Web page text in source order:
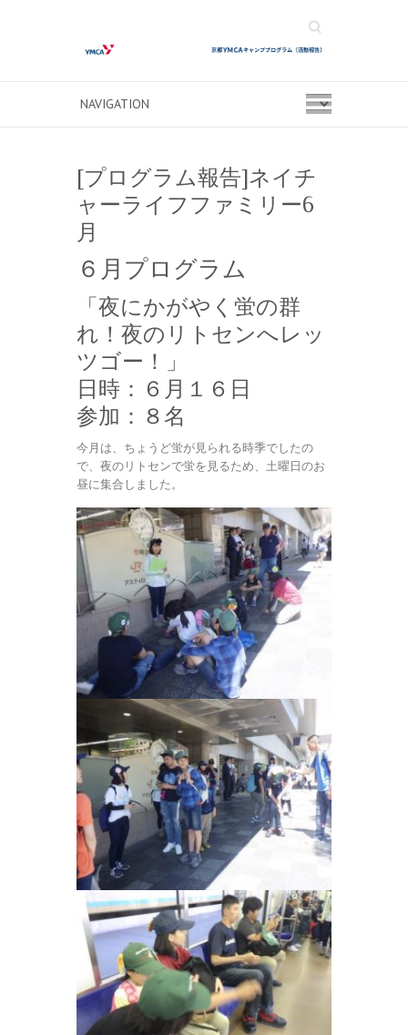
Search
[プログラム報告]ネイチ
ャーライフファミリー6
月
６月プログラム
「夜にかがやく蛍の群
れ！夜のリトセンへレッ
ツゴー！」
日時：６月１６日
参加：８名
今月は、ちょうど蛍が見られる時季でしたの
で、夜のリトセンで蛍を見るため、土曜日のお
昼に集合しました。